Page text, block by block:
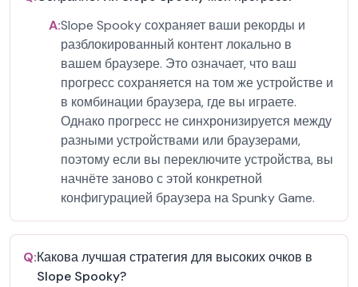
A:Slope Spooky сохраняет ваши рекорды и
разблокированный контент локально в
вашем браузере. Это означает, что ваш
прогресс сохраняется на том же устройстве и
в комбинации браузера, где вы играете.
Однако прогресс не синхронизируется между
разными устройствами или браузерами,
поэтому если вы переключите устройства, вы
начнёте заново с этой конкретной
конфигурацией браузера на Spunky Game.
Q:Какова лучшая стратегия для высоких очков в
Slope Spooky?